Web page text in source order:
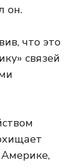
он.
что это
связей